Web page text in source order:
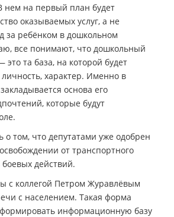
нем на первый план будет
оказываемых услуг, а не
за ребёнком в дошкольном
все понимают, что дошкольный
это та база, на которой будет
характер. Именно в
основа его
которые будут
о том, что депутатами уже одобрен
от транспортного
действий.
с коллегой Петром Журавлёвым
с населением. Такая форма
информационную базу